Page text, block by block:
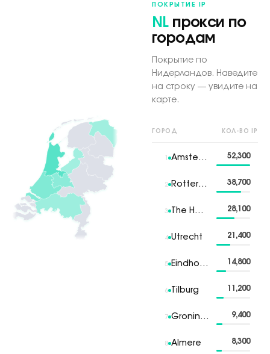
ПОКРЫТИЕ IP
NLпрокси по
городам
Покрытие по
Нидерландов. Наведите
на строку — увидите на
карте.
ГОРОД КОЛ-ВО IP
1 Amsterdam 52,300
2 Rotterdam 38,700
3 The Hague 28,100
4 Utrecht 21,400
5 Eindhoven 14,800
6 Tilburg 11,200
7 Groningen 9,400
8 Almere 8,300